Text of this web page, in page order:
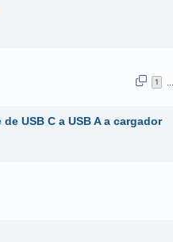
1
USB C a USB A a cargador